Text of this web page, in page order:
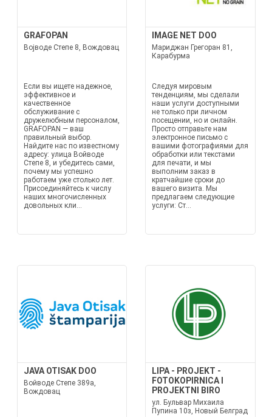
GRAFOPAN
Војводе Степе 8, Вождовац
Если вы ищете надежное,
эффективное и
качественное
обслуживание с
дружелюбным персоналом,
GRAFOPAN — ваш
правильный выбор.
Найдите нас по известному
адресу: улица Войводе
Степе 8, и убедитесь сами,
почему мы успешно
работаем уже столько лет.
Присоединяйтесь к числу
наших многочисленных
довольных кли...
IMAGE NET DOO
Мариджан Грегоран 81,
Карабурма
Следуя мировым
тенденциям, мы сделали
наши услуги доступными
не только при личном
посещении, но и онлайн.
Просто отправьте нам
электронное письмо с
вашими фотографиями для
обработки или текстами
для печати, и мы
выполним заказ в
кратчайшие сроки до
вашего визита. Мы
предлагаем следующие
услуги: Ст...
JAVA OTISAK DOO
Войводе Степе 389а,
Вождовац
LIPA - PROJEKT -
FOTOKOPIRNICA I
PROJEKTNI BIRO
ул. Бульвар Михаила
Пупина 10з, Новый Белград